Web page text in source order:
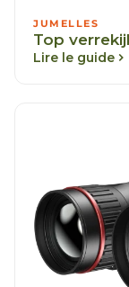
JUMELLES
Top
Lire le guide